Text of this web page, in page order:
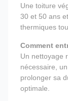
Une toiture
30 et 50 ans
thermiques
Comment
Un nettoyage
nécessaire,
prolonger sa
optimale.